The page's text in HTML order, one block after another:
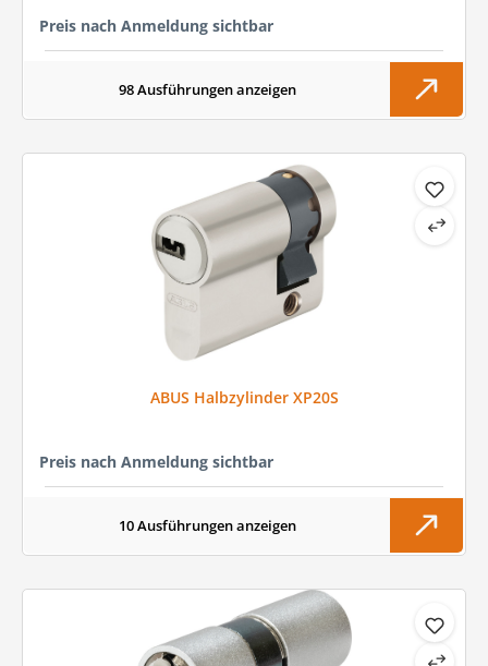
Preis nach Anmeldung sichtbar
98 Ausführungen anzeigen
ABUS Halbzylinder XP20S
Preis nach Anmeldung sichtbar
10 Ausführungen anzeigen